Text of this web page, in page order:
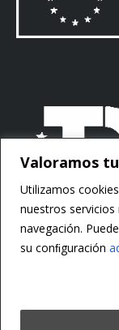
Valoramos
Utilizamos
nuestros servicios
navegación.
su conﬁguración